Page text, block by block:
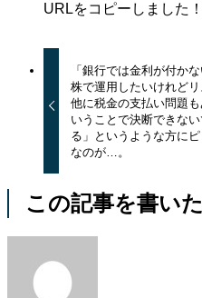
URLをコピーしました！
「銀行では金利が付か
株で運用したいけれど
他に税金の支払い問題も
いうことで決断できな
る」というような方にピ
なのが…。
この記事を書い